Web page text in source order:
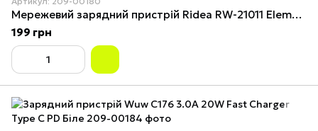
Мережевий зарядний пристрій Ridea RW-21011 Element Duo 2.1 A 10.5W Білий
199 грн